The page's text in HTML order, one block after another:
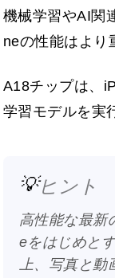
機械学習やAI関
neの性能はより
A18チップは、
学習モデルを実
💡ヒント
高性能な最新
eをはじめと
上、写真と動